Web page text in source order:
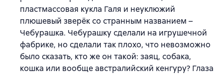
пластмассовая кукла Галя и неуклюжий
плюшевый зверёк со странным названием –
Чебурашка. Чебурашку сделали на игрушечной
фабрике, но сделали так плохо, что невозможно
было сказать, кто же он такой: заяц, собака,
кошка или вообще австралийский кенгуру? Глаза